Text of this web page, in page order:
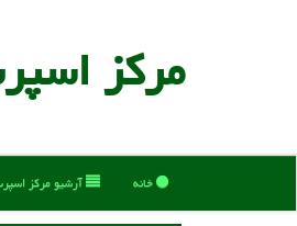
مركز
خانه آرشیو مركز